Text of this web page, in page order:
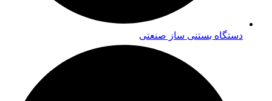
دستگاه بستنی ساز صنعتی